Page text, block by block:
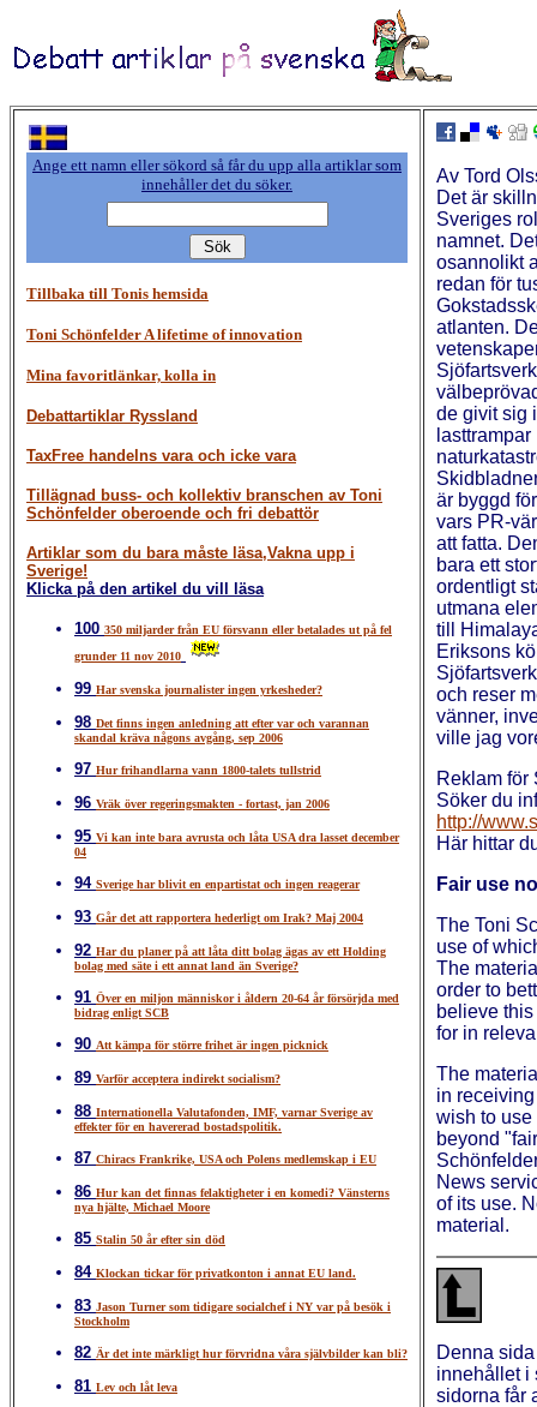
Ange ett namn eller sökord så får du upp alla artiklar som
innehåller det du söker.
Tillbaka till Tonis hemsida
Toni Schönfelder A lifetime of innovation
Mina favoritlänkar, kolla in
Debattartiklar Ryssland
TaxFree handelns vara och icke vara
Tillägnad buss- och kollektiv branschen av Toni
Schönfelder oberoende och fri debattör
Artiklar som du bara måste läsa,Vakna upp i
Sverige!
Klicka på den artikel du vill läsa
100 350 miljarder från EU försvann eller betalades ut på fel
grunder 11 nov 2010
99 Har svenska journalister ingen yrkesheder?
98 Det finns ingen anledning att efter var och varannan
skandal kräva någons avgång, sep 2006
97 Hur frihandlarna vann 1800-talets tullstrid
96 Vräk över regeringsmakten - fortast, jan 2006
95 Vi kan inte bara avrusta och låta USA dra lasset december
04
94 Sverige har blivit en enpartistat och ingen reagerar
93 Går det att rapportera hederligt om Irak? Maj 2004
92 Har du planer på att låta ditt bolag ägas av ett Holding
bolag med säte i ett annat land än Sverige?
91 Över en miljon människor i åldern 20-64 år försörjda med
bidrag enligt SCB
90 Att kämpa för större frihet är ingen picknick
89 Varför acceptera indirekt socialism?
88 Internationella Valutafonden, IMF, varnar Sverige av
effekter för en havererad bostadspolitik.
87 Chiracs Frankrike, USA och Polens medlemskap i EU
86 Hur kan det finnas felaktigheter i en komedi? Vänsterns
nya hjälte, Michael Moore
85 Stalin 50 år efter sin död
84 Klockan tickar för privatkonton i annat EU land.
83 Jason Turner som tidigare socialchef i NY var på besök i
Stockholm
82 Är det inte märkligt hur förvridna våra självbilder kan bli?
81 Lev och låt leva
Av Tord
Det är
Sveriges
namnet.
osannolikt
redan för
atlanten.
de givit sig
är byggd
vars PR-
att fatta.
bara ett
ordentligt
utmana
till
Eriksons
och reser
vänner,
ville jag
Reklam för
Söker du
http://
Här hittar
Fair use
The Toni
use of
The
order to
believe
for in
The
in
wish to use
beyond
News
of its use.
material.
Denna
innehållet i
sidorna får